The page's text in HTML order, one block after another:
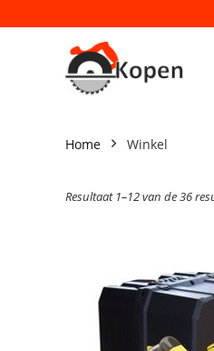
Home Winkel
Resultaat 1–12 van de 36